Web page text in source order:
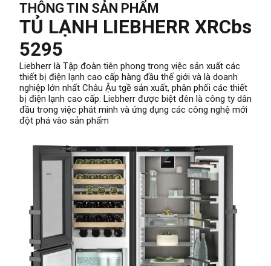
THÔNG TIN SẢN PHẨM
TỦ LẠNH LIEBHERR XRCbs
5295
Liebherr là Tập đoàn tiên phong trong việc sản xuất các
thiết bị điện lạnh cao cấp hàng đầu thế giới và là doanh
nghiệp lớn nhất Châu Ậu tgề sản xuất, phân phối các thiết
bị điện lạnh cao cấp. Liebherr được biệt đên là công ty dân
đầu trong việc phát minh và ứng dụng các công nghệ mới
đột phá vào sản phẩm